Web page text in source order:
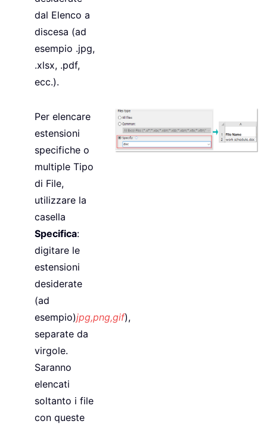
dal Elenco a
discesa (ad
esempio .jpg,
.xlsx, .pdf,
ecc.).
Per elencare
estensioni
specifiche o
multiple Tipo
di File,
utilizzare la
casella
Specifica:
digitare le
estensioni
desiderate
(ad
esempio)jpg,png,gif),
separate da
virgole.
Saranno
elencati
soltanto i file
con queste